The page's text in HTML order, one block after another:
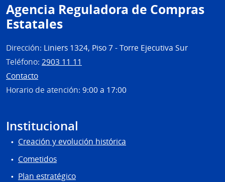
Agencia Reguladora de Compras
Estatales
Dirección: Liniers 1324, Piso 7 - Torre Ejecutiva Sur
Teléfono: 2903 11 11
Contacto
Horario de atención: 9:00 a 17:00
Institucional
Creación y evolución histórica
Cometidos
Plan estratégico